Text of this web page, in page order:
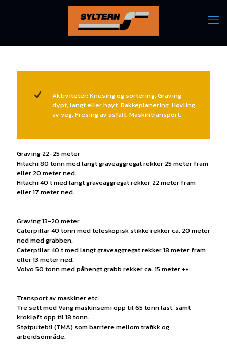
Aktiviteter: Knusing og sortering. Graving
dypt, langt eller høyt. Bakkeplanering. Høvling
av veg. Fresing av asfalt. Maskintransport.
Graving 22-25 meter
Hitachi 80 tonn med langt graveaggregat rekker 25 meter fram
eller 20 meter ned.
Hitachi 40 t med langt graveaggregat rekker 22 meter fram
eller 17 meter ned.
Graving 13-20 meter
Caterpillar 40 tonn med teleskopisk stikke rekker ca. 20 meter
ned med grabben.
Caterpillar 40 t med langt graveaggregat rekker 18 meter fram
eller 13 meter ned.
Volvo 50 tonn med påhengt grabb rekker ca. 15 meter ++.
Transport av maskiner etc.
Tre sett med Vang maskinsemi opp til 65 tonn last, samt
krokløft opp til 18 tonn.
Støtputebil (TMA) som barriere mellom trafikk og
arbeidsområde.